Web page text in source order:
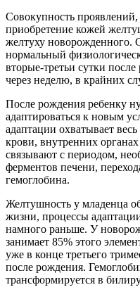
Совокупность
приобретение кожей
желтуху новорожденного.
нормальный
вторые-третьи сутки
через неделю, в крайних
После рождения ребенку
адаптироваться к новым
адаптации охватывает
крови, внутренних
связывают с периодом,
ферментов печени,
гемоглобина.
Желтушность у младенца
жизни, процессы
намного раньше. У
занимает 85% этого
уже в конце третьего
после рождения.
трансформируется в